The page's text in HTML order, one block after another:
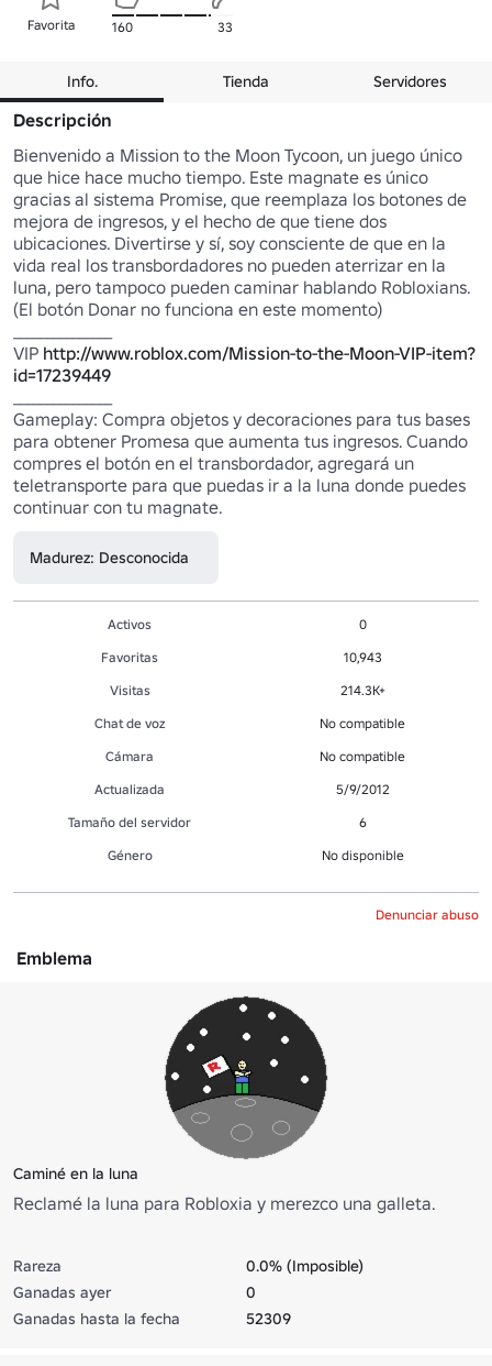
Favorita 160 33
Info. Tienda Servidores
Descripción
Bienvenido a Mission to the Moon Tycoon, un juego único
que hice hace mucho tiempo. Este magnate es único
gracias al sistema Promise, que reemplaza los botones de
mejora de ingresos, y el hecho de que tiene dos
ubicaciones. Divertirse y sí, soy consciente de que en la
vida real los transbordadores no pueden aterrizar en la
luna, pero tampoco pueden caminar hablando Robloxians.
(El botón Donar no funciona en este momento)
VIP http://www.roblox.com/Mission-to-the-Moon-VIP-item?
id=17239449
Gameplay: Compra objetos y decoraciones para tus bases
para obtener Promesa que aumenta tus ingresos. Cuando
compres el botón en el transbordador, agregará un
teletransporte para que puedas ir a la luna donde puedes
continuar con tu magnate.
Madurez: Desconocida
Activos
0
Favoritas
10,943
Visitas
214.3K+
Chat de voz
No compatible
Cámara
No compatible
Actualizada
5/9/2012
Tamaño del servidor
6
Género
No disponible
Denunciar abuso
Emblema
Caminé en la luna
Reclamé la luna para Robloxia y merezco una galleta.
Rareza
0.0% (Imposible)
Ganadas ayer
0
Ganadas hasta la fecha
52309